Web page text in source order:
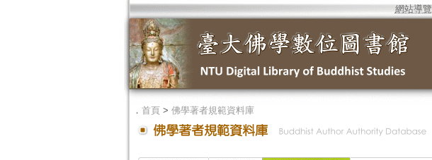
網站導覽
． 首頁> 佛學著者規範資料庫